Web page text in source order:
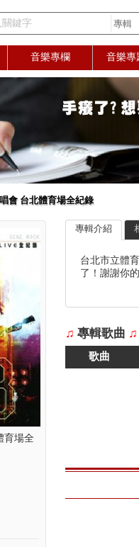
關鍵字
音樂專欄 音樂專
會 台北體育場全紀錄
育場全
專輯介紹
台北市立體
了！謝謝你
♫ 專輯歌曲 ♫
歌曲